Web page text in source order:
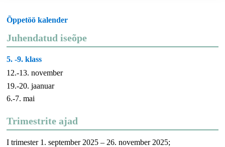
Õppetöö kalender
Juhendatud iseõpe
5. -9. klass
12.-13. november
19.-20. jaanuar
6.-7. mai
Trimestrite ajad
I trimester 1. september 2025 – 26. november 2025;